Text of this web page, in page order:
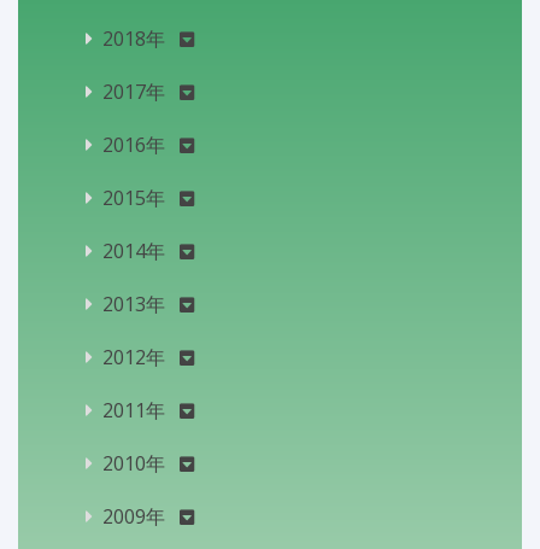
2018年
2017年
2016年
2015年
2014年
2013年
2012年
2011年
2010年
2009年